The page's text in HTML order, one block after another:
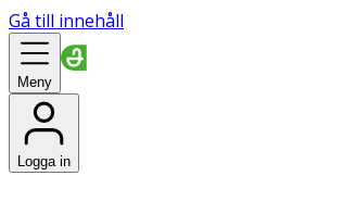
Gå till innehåll
Meny
Logga in